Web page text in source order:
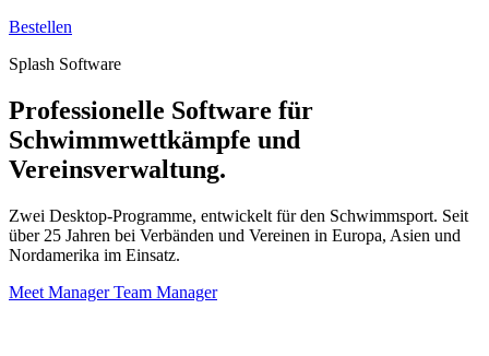
Bestellen
Splash Software
Professionelle Software für
Schwimmwettkämpfe und
Vereinsverwaltung.
Zwei Desktop-Programme, entwickelt für den Schwimmsport. Seit
über 25 Jahren bei Verbänden und Vereinen in Europa, Asien und
Nordamerika im Einsatz.
Meet ManagerTeam Manager